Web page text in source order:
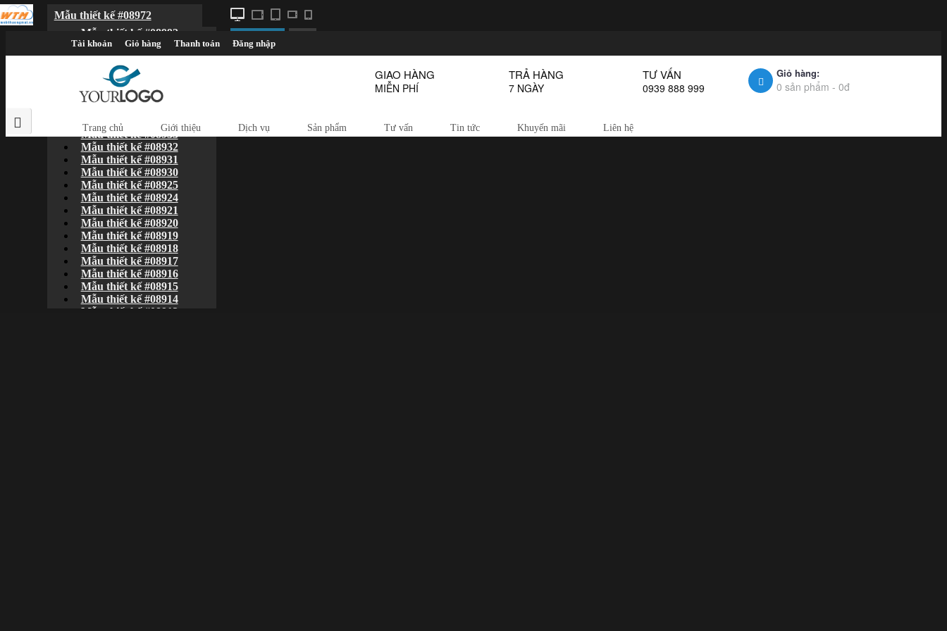
Mẫu thiết kế #08972
Mẫu thiết kế #08992
Mẫu thiết kế #08991
Mẫu thiết kế #08972
Mẫu thiết kế #08952
Mẫu thiết kế #08951
Mẫu thiết kế #08940
Mẫu thiết kế #08934
Mẫu thiết kế #08933
Mẫu thiết kế #08932
Mẫu thiết kế #08931
Mẫu thiết kế #08930
Mẫu thiết kế #08925
Mẫu thiết kế #08924
Mẫu thiết kế #08921
Mẫu thiết kế #08920
Mẫu thiết kế #08919
Mẫu thiết kế #08918
Mẫu thiết kế #08917
Mẫu thiết kế #08916
Mẫu thiết kế #08915
Mẫu thiết kế #08914
Mẫu thiết kế #08912
Đăng ký